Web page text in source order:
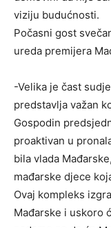
viziju budućnosti.
Počasni gost
ureda premijera
-Velika je čast
predstavlja važan
Gospodin
proaktivan u
bila vlada
mađarske djece
Ovaj kompleks
Mađarske i uskoro